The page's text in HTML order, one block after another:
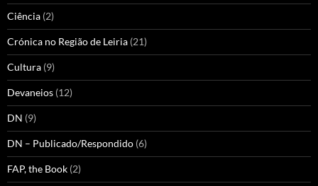
Ciência (2)
Crónica no Região de Leiria (21)
Cultura (9)
Devaneios (12)
DN (9)
DN – Publicado/Respondido (6)
FAP, the Book (2)